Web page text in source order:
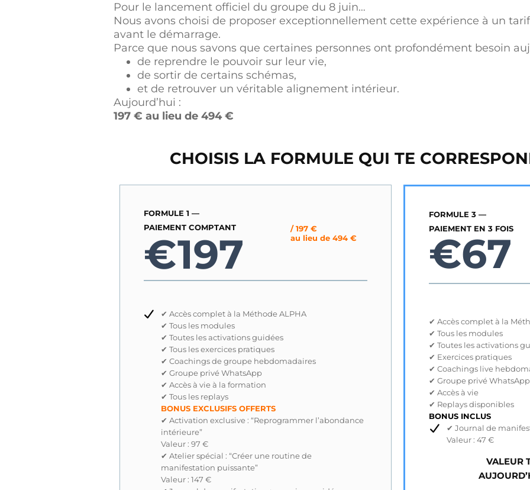
Pour le lancement officiel du groupe du 8 juin…
Nous avons choisi de proposer exceptionnellement cette expérience à un
avant le démarrage.
Parce que nous savons que certaines personnes ont profondément besoin
de reprendre le pouvoir sur leur vie,
de sortir de certains schémas,
et de retrouver un véritable alignement intérieur.
Aujourd’hui :
197 € au lieu de 494 €
CHOISIS LA FORMULE QUI TE
FORMULE 1 —
PAIEMENT COMPTANT
€197
/ 197 €
au lieu de 494 €
✔ Accès complet à la Méthode ALPHA
✔ Tous les modules
✔ Toutes les activations guidées
✔ Tous les exercices pratiques
✔ Coachings de groupe hebdomadaires
✔ Groupe privé WhatsApp
✔ Accès à vie à la formation
✔ Tous les replays
BONUS EXCLUSIFS OFFERTS
✔ Activation exclusive : “Reprogrammer l’abondance
intérieure”
Valeur : 97 €
✔ Atelier spécial : “Créer une routine de
manifestation puissante”
Valeur : 147 €
FORMULE 3 —
PAIEMENT EN 3 FOIS
€67
✔ Accès complet à la
✔ Tous les modules
✔ Toutes les activations
✔ Exercices pratiques
✔ Coachings live
✔ Groupe privé WhatsApp
✔ Accès à vie
✔ Replays disponibles
BONUS INCLUS
✔ Journal de
Valeur : 47 €
VALEUR